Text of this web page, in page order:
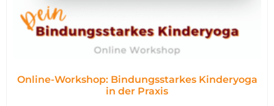
Online-Workshop: Bindungsstarkes Kinderyoga
in der Praxis